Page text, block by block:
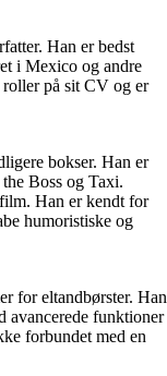
Han er bedst
i Mexico og andre
på sit CV og er
bokser. Han er
Boss og Taxi.
Han er kendt for
humoristiske og
for eltandbørster. Han
avancerede funktioner
forbundet med en